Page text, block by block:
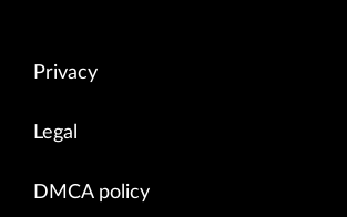
Privacy
Legal
DMCA policy